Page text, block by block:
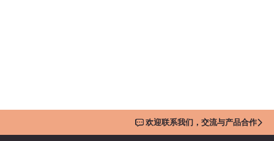
欢迎联系我们，交流与产品合作